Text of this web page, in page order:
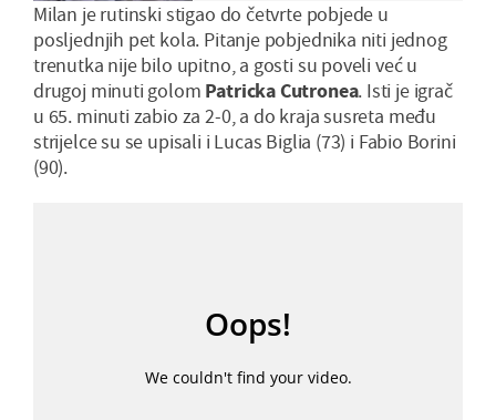
Milan je rutinski stigao do četvrte pobjede u
posljednjih pet kola. Pitanje pobjednika niti jednog
trenutka nije bilo upitno, a gosti su poveli već u
drugoj minuti golom Patricka Cutronea. Isti je igrač
u 65. minuti zabio za 2-0, a do kraja susreta među
strijelce su se upisali i Lucas Biglia (73) i Fabio Borini
(90).